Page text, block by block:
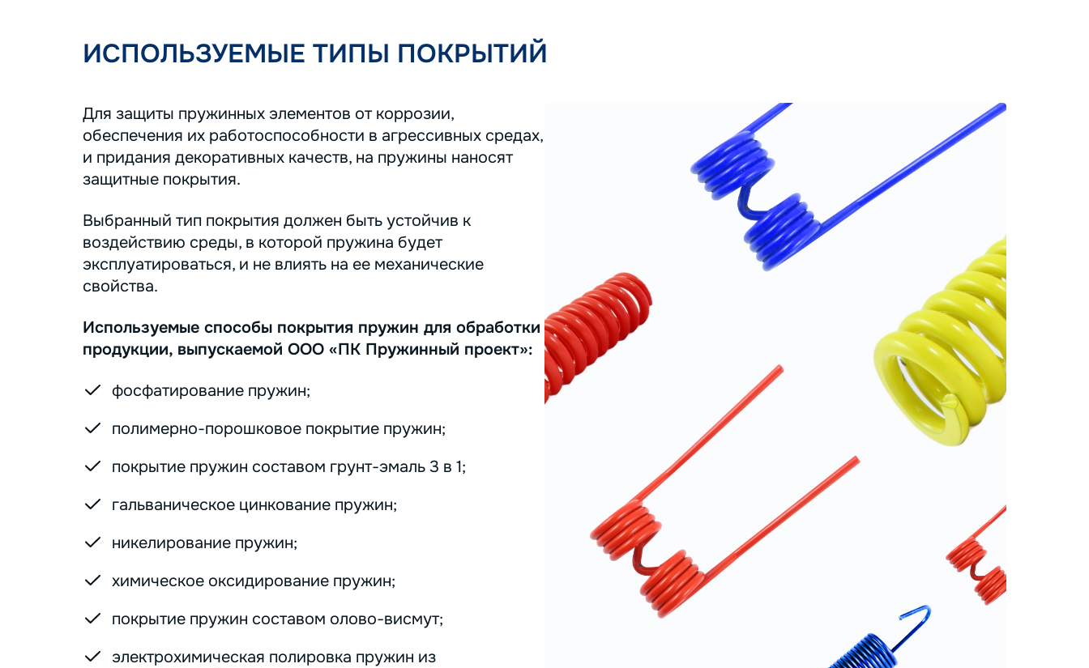
ИСПОЛЬЗУЕМЫЕ ТИПЫ ПОКРЫТИЙ
Для защиты пружинных элементов от коррозии,
обеспечения их работоспособности в агрессивных средах,
и придания декоративных качеств, на пружины наносят
защитные покрытия.
Выбранный тип покрытия должен быть устойчив к
воздействию среды, в которой пружина будет
эксплуатироваться, и не влиять на ее механические
свойства.
Используемые способы покрытия пружин для обработки
продукции, выпускаемой ООО «ПК Пружинный проект»:
фосфатирование пружин;
полимерно-порошковое покрытие пружин;
покрытие пружин составом грунт-эмаль 3 в 1;
гальваническое цинкование пружин;
никелирование пружин;
химическое оксидирование пружин;
покрытие пружин составом олово-висмут;
электрохимическая полировка пружин из